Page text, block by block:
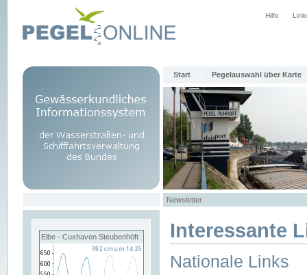
Hilfe
Start Pegelauswahl über Karte
Newsletter
Elbe - Cuxhaven Steubenhöft Interessante
Nationale Links